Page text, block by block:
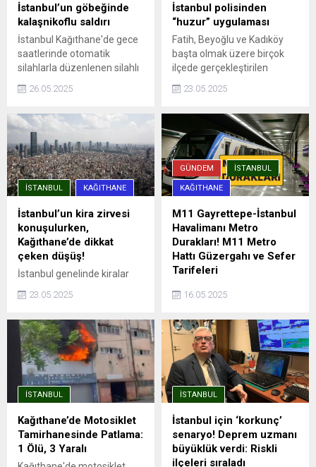
İstanbul’un göbeğinde
kalaşnikoflu saldırı
İstanbul Kağıthane'de gece
saatlerinde otomatik
silahlarla düzenlenen silahlı
Ümit Engin şans eseri yara
güvenlik kamerasına
yansıdı.
26.05.2025
İstanbul polisinden
“huzur” uygulaması
Fatih, Beyoğlu ve Kadıköy
başta olmak üzere birçok
ilçede gerçekleştirilen
müdürlükleri, Asayiş, Özel
Denetleme şube
müdürlüklerinden ekipler
katıldı. Uygulama
noktalarında durdurulan
araçlar detaylı ...
23.05.2025
İSTANBUL KAĞITHANE
İstanbul’un kira zirvesi
konuşulurken,
Kağıthane’de dikkat
çeken düşüş!
İstanbul genelinde kiralar
rekor seviyelere ulaşırken,
Sarıyer, Beşiktaş ve Kadıköy
90 bin TL’yi aşmış durumda.
Endeksa verilerine göre,
İstanbul’da kira fiyatları bir
önceki yıla göre %41,49
artarak ortalama 26.490
TL’ye yükseldi. Ancak bu
genel artış trendinin aksine,
Kağıthane kiralık ve satılık
konut değer artışında
İstanbul’un en...
23.05.2025
GÜNDEM İSTANBUL
KAĞITHANE
M11 Gayrettepe-İstanbul
Havalimanı Metro
Durakları! M11 Metro
Hattı Güzergahı ve Sefer
Tarifeleri
İstanbul'da şehrin dört bir
yanına hızlı ve güvenli
metro hatları, aynı zamanda
trafik sorununa da büyük
ölçüde çözüm oluyor.
Avrupa Yakası'nda önemli
aktarma istasyonları ile
entegrasyonu olan ve
İstanbul Havalimanı'na ...
16.05.2025
İSTANBUL
Kağıthane’de Motosiklet
Tamirhanesinde Patlama:
1 Ölü, 3 Yaralı
İSTANBUL
İstanbul için ‘korkunç’
senaryo! Deprem uzmanı
büyüklük verdi: Riskli
ilçeleri sıraladı